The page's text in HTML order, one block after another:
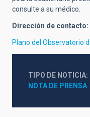
consulte a su médico.
Dirección de contacto:
Plano del Observatorio
TIPO DE NOTICIA
NOTA DE PRENSA